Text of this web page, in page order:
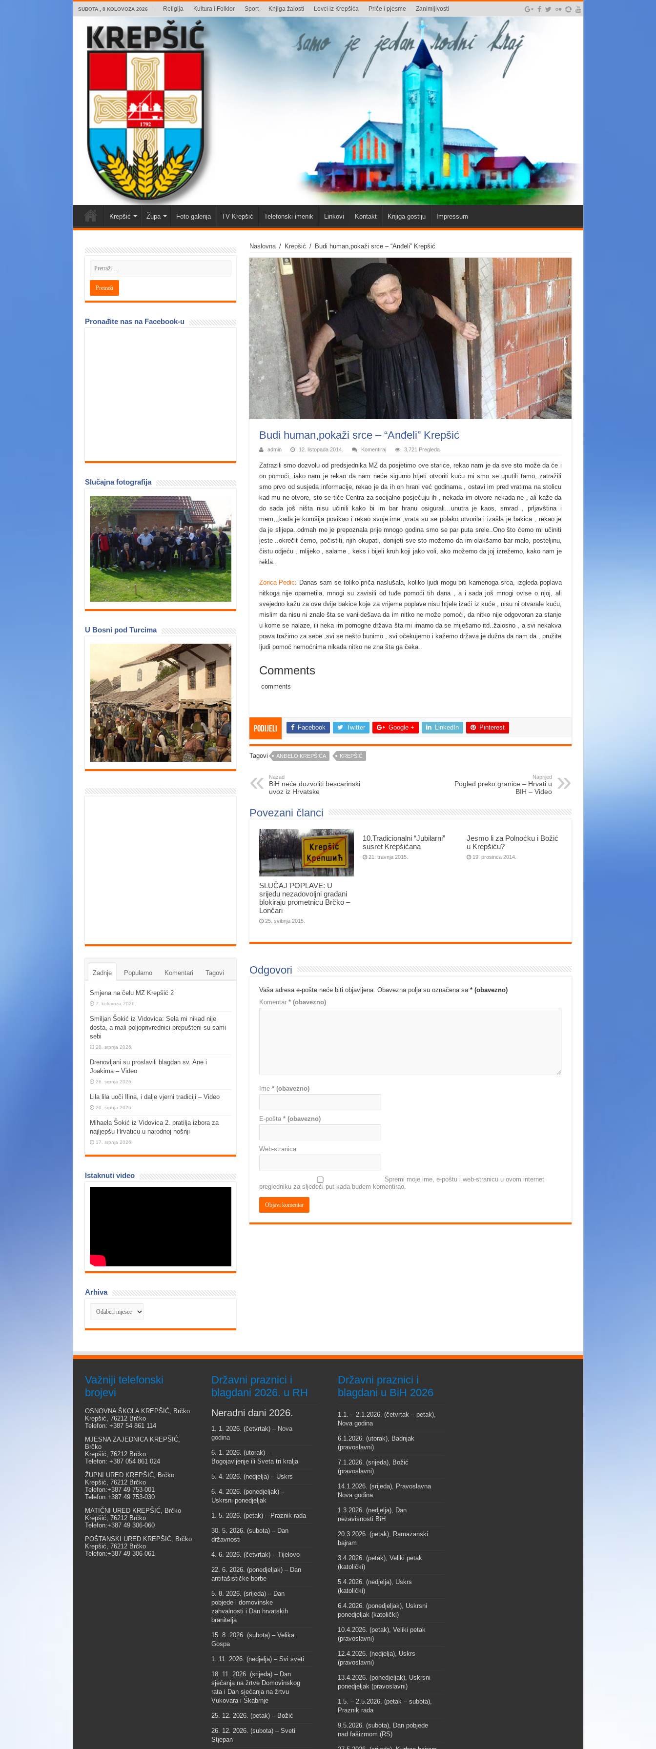
SUBOTA , 8 KOLOVOZA 2026 Religija Kultura i Folklor Sport Knjiga žalosti Lovci iz Krepšića Priče i pjesme Zanimljivosti
Krepšić Župa Foto galerija TV Krepšić Telefonski imenik Linkovi Kontakt Knjiga gostiju Impressum
Naslovna / Krepšić / Budi human,pokaži srce – “Anđeli” Krepšić
Budi human,pokaži srce – “Anđeli” Krepšić
admin 12. listopada 2014. Komentiraj 3,721 Pregleda
Zatrazili smo dozvolu od predsjednika MZ da posjetimo ove starice, rekao nam je da sve sto može da će i
on pomoći, iako nam je rekao da nam neće sigurno htjeti otvoriti kuću mi smo se uputili tamo, zatražili
smo prvo od susjeda informacije, rekao je da ih on hrani već godinama , ostavi im pred vratima na stolicu
kad mu ne otvore, sto se tiče Centra za socijalno posjećuju ih , nekada im otvore nekada ne , ali kaže da
do sada još ništa nisu učinili kako bi im bar hranu osigurali …unutra je kaos, smrad , prljavština i
mem,,,kada je komšija povikao i rekao svoje ime ,vrata su se polako otvorila i izašla je bakica , rekao je
da je slijepa..odmah me je prepoznala prije mnogo godina smo se par puta srele..Ono što ćemo mi učiniti
jeste ..okrečit ćemo, počistiti, njih okupati, donijeti sve sto možemo da im olakšamo bar malo, posteljinu,
čistu odjeću , mlijeko , salame , keks i bijeli kruh koji jako voli, ako možemo da joj izrežemo, kako nam je
rekla..
Zorica Pedic: Danas sam se toliko priča naslušala, koliko ljudi mogu biti kamenoga srca, izgleda poplava
nitkoga nije opametila, mnogi su zavisili od tuđe pomoći tih dana , a i sada još mnogi ovise o njoj, ali
svejedno kažu za ove dvije bakice koje za vrijeme poplave nisu htjele izaći iz kuće , nisu ni otvarale kuću,
mislim da nisu ni znale šta se vani dešava da im nitko ne može pomoći, da nitko nije odgovoran za stanje
u kome se nalaze, ili neka im pomogne država šta mi imamo da se miješamo itd..žalosno , a svi nekakva
prava tražimo za sebe ,svi se nešto bunimo , svi očekujemo i kažemo država je dužna da nam da , pružite
ljudi pomoć nemoćnima nikada nitko ne zna šta ga čeka..
Comments
comments
Podijeli Facebook Twitter Google + LinkedIn Pinterest
Tagovi ANĐELO KREPŠIĆA KREPŠIĆ
Nazad
BiH neće dozvoliti bescarinski
uvoz iz Hrvatske
Naprijed
Pogled preko granice – Hrvati u
BIH – Video
Povezani članci
SLUČAJ POPLAVE: U
srijedu nezadovoljni građani
blokiraju prometnicu Brčko –
Lončari
25. svibnja 2015.
10.Tradicionalni “Jubilarni”
susret Krepšićana
21. travnja 2015.
Jesmo li za Polnoćku i Božić
u Krepšiću?
19. prosinca 2014.
Odgovori
Vaša adresa e-pošte neće biti objavljena. Obavezna polja su označena sa * (obavezno)
Komentar * (obavezno)
Ime * (obavezno)
E-pošta * (obavezno)
Web-stranica
Spremi moje ime, e-poštu i web-stranicu u ovom internet
pregledniku za sljedeći put kada budem komentirao.
Pronađite nas na Facebook-u
Slučajna fotografija
U Bosni pod Turcima
Zadnje Popularno Komentari Tagovi
Smjena na čelu MZ Krepšić 2
7. kolovoza 2026.
Smiljan Šokić iz Vidovica: Sela mi nikad nije
dosta, a mali poljoprivrednici prepušteni su sami
sebi
28. srpnja 2026.
Drenovljani su proslavili blagdan sv. Ane i
Joakima – Video
26. srpnja 2026.
Lila lila uoči Ilina, i dalje vjerni tradiciji – Video
20. srpnja 2026.
Mihaela Šokić iz Vidovica 2. pratilja izbora za
najljepšu Hrvaticu u narodnoj nošnji
17. srpnja 2026.
Istaknuti video
Arhiva
Arhiva
Važniji telefonski
brojevi
OSNOVNA ŠKOLA KREPŠIĆ, Brčko
Krepšić, 76212 Brčko
Telefon: +387 54 861 114
MJESNA ZAJEDNICA KREPŠIĆ,
Brčko
Krepšić, 76212 Brčko
Telefon: +387 054 861 024
ŽUPNI URED KREPŠIĆ, Brčko
Krepšić, 76212 Brčko
Telefon:+387 49 753-001
Telefon:+387 49 753-030
MATIČNI URED KREPŠIĆ, Brčko
Krepšić, 76212 Brčko
Telefon:+387 49 306-060
POŠTANSKI URED KREPŠIĆ, Brčko
Krepšić, 76212 Brčko
Telefon:+387 49 306-061
Državni praznici i
blagdani 2026. u RH
Neradni dani 2026.
1. 1. 2026. (četvrtak) – Nova
godina
6. 1. 2026. (utorak) –
Bogojavljenje ili Sveta tri kralja
5. 4. 2026. (nedjelja) – Uskrs
6. 4. 2026. (ponedjeljak) –
Uskrsni ponedjeljak
1. 5. 2026. (petak) – Praznik rada
30. 5. 2026. (subota) – Dan
državnosti
4. 6. 2026. (četvrtak) – Tijelovo
22. 6. 2026. (ponedjeljak) – Dan
antifašističke borbe
5. 8. 2026. (srijeda) – Dan
pobjede i domovinske
zahvalnosti i Dan hrvatskih
branitelja
15. 8. 2026. (subota) – Velika
Gospa
1. 11. 2026. (nedjelja) – Svi sveti
18. 11. 2026. (srijeda) – Dan
sjećanja na žrtve Domovinskog
rata i Dan sjećanja na žrtvu
Vukovara i Škabrnje
25. 12. 2026. (petak) – Božić
26. 12. 2026. (subota) – Sveti
Stjepan
Državni praznici i
blagdani u BiH 2026
1.1. – 2.1.2026. (četvrtak – petak),
Nova godina
6.1.2026. (utorak), Badnjak
(pravoslavni)
7.1.2026. (srijeda), Božić
(pravoslavni)
14.1.2026. (srijeda), Pravoslavna
Nova godina
1.3.2026. (nedjelja), Dan
nezavisnosti BiH
20.3.2026. (petak), Ramazanski
bajram
3.4.2026. (petak), Veliki petak
(katolički)
5.4.2026. (nedjelja), Uskrs
(katolički)
6.4.2026. (ponedjeljak), Uskrsni
ponedjeljak (katolički)
10.4.2026. (petak), Veliki petak
(pravoslavni)
12.4.2026. (nedjelja), Uskrs
(pravoslavni)
13.4.2026. (ponedjeljak), Uskrsni
ponedjeljak (pravoslavni)
1.5. – 2.5.2026. (petak – subota),
Praznik rada
9.5.2026. (subota), Dan pobjede
nad fašizmom (RS)